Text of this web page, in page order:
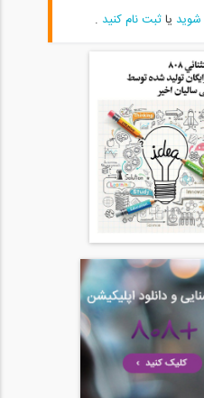
در تیرها - قسمت اول (ترجمه و...
فونیکولار در سازه ها (ترجمه...
شوید یاثبت نام کنید .